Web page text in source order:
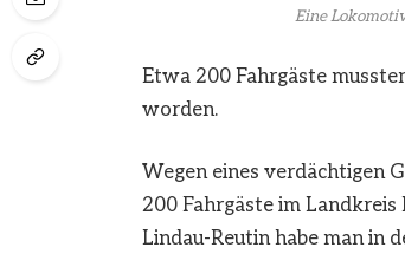
Eine
Etwa 200 Fahrgäste
worden.
Wegen eines verdächtigen
200 Fahrgäste im
Lindau-Reutin habe man in